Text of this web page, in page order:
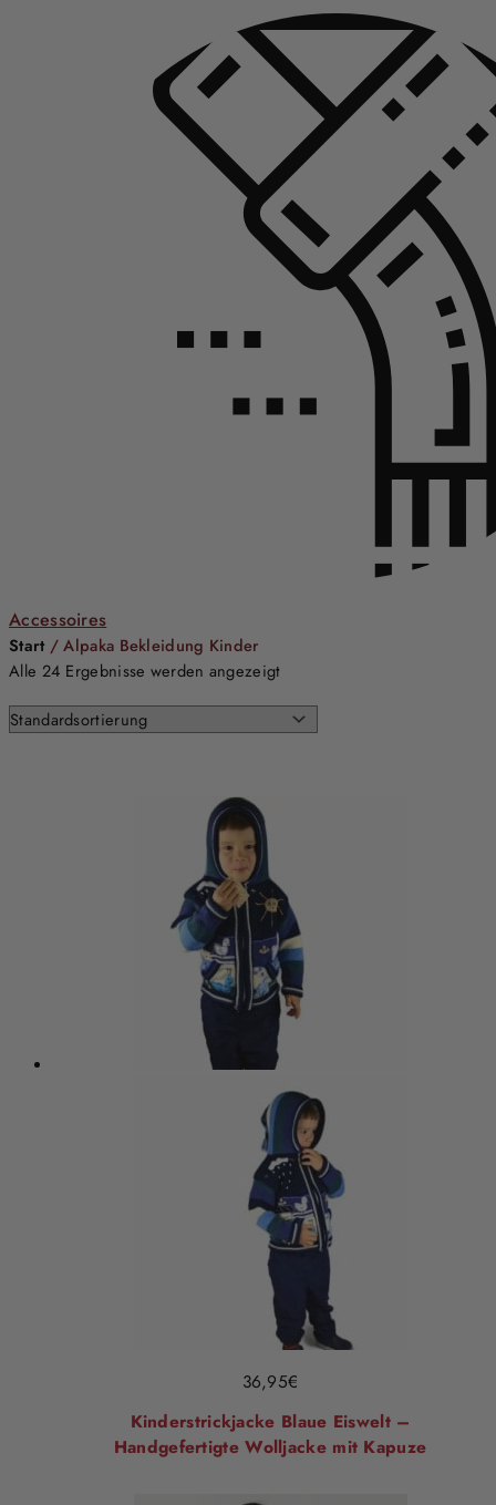
Accessoires
Start / Alpaka Bekleidung Kinder
Alle 24 Ergebnisse werden angezeigt
36,95€
Kinderstrickjacke Blaue Eiswelt –
Handgefertigte Wolljacke mit Kapuze